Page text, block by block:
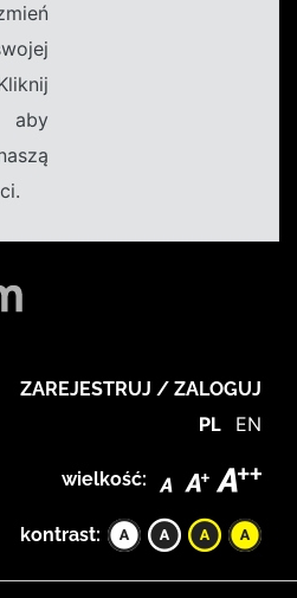
ZAREJESTRUJ / ZALOGUJ
PL EN
wielkość:
kontrast: